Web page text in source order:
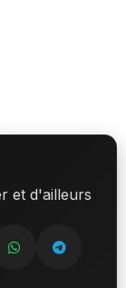
et d'ailleurs